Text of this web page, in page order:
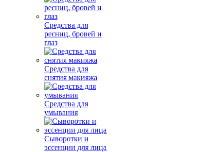
Средства для
ресниц, бровей и
глаз
Средства для
снятия макияжа
Средства для
умывания
Сыворотки и
эссенции для лица